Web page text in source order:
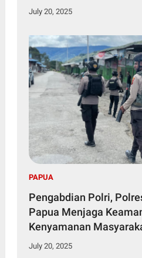
Penting
July 20, 2025
PAPUA
Pengabdian Polri,
Papua Menjaga
Kenyamanan
July 20, 2025